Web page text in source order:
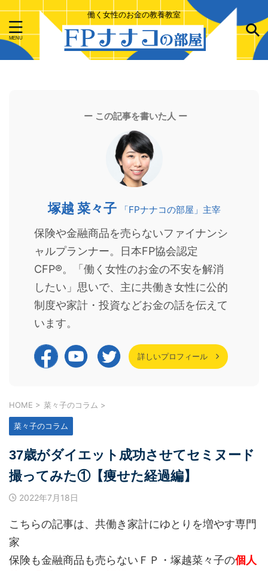
働く女性のお金の教養教室
ー この記事を書いた人 ー
塚越 菜々子 「FPナナコの部屋」主宰
保険や金融商品を売らないファイナンシ
ャルプランナー。日本FP協会認定
CFP®。「働く女性のお金の不安を解消
したい」思いで、主に共働き女性に公的
制度や家計・投資などお金の話を伝えて
います。
詳しいプロフィール
HOME > 菜々子のコラム >
菜々子のコラム
37歳がダイエット成功させてセミヌード
撮ってみた①【痩せた経過編】
2022年7月18日
こちらの記事は、共働き家計にゆとりを増やす専門
家
保険も金融商品も売らないＦＰ・塚越菜々子の個人